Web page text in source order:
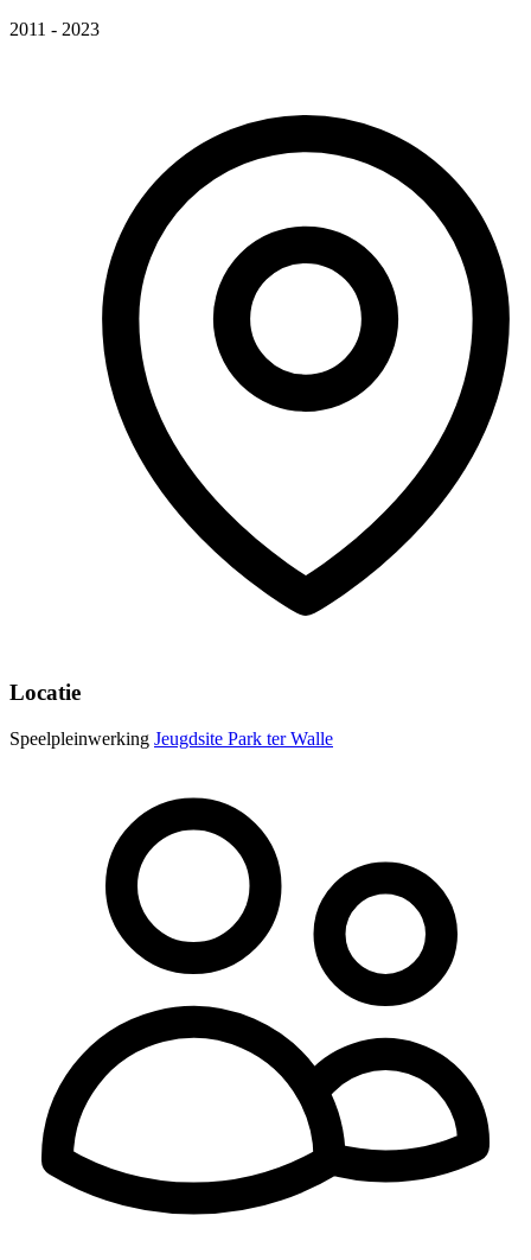
2011 - 2023
Locatie
Speelpleinwerking Jeugdsite Park ter Walle